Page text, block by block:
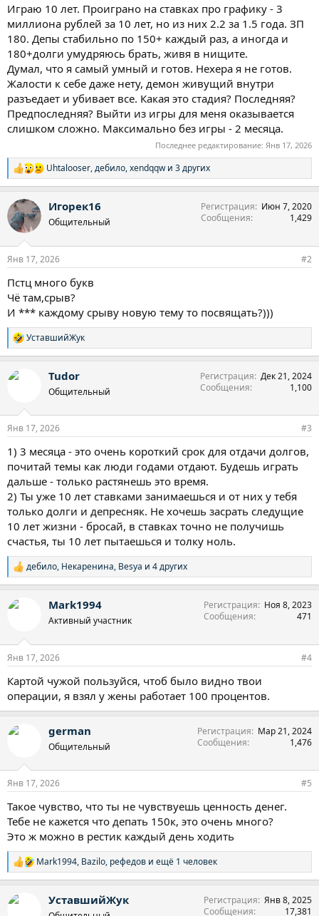
Играю 10 лет. Проиграно на ставках про графику - 3
миллиона рублей за 10 лет, но из них 2.2 за 1.5 года. ЗП
180. Депы стабильно по 150+ каждый раз, а иногда и
180+долги умудряюсь брать, живя в нищите.
Думал, что я самый умный и готов. Нехера я не готов.
Жалости к себе даже нету, демон живущий внутри
разъедает и убивает все. Какая это стадия? Последняя?
Предпоследняя? Выйти из игры для меня оказывается
слишком сложно. Максимально без игры - 2 месяца.
Последнее редактирование: Янв 17, 2026
Р
е
к
ц
и
Uhtalooser,дебило,xendqqwи 3 других
Игорек16
Общительный
Регистрация
Июн 7, 2020
Сообщения
1,429
Янв 17, 2026 #2
Пстц много букв
Чё там,срыв?
И *** каждому срыву новую тему то посвящать?)))
Р
е
к
УставшийЖук
Tudor
Общительный
Регистрация Дек 21, 2024
Сообщения
1,100
Янв 17, 2026 #3
1) 3 месяца - это очень короткий срок для отдачи долгов,
почитай темы как люди годами отдают. Будешь играть
дальше - только растянешь это время.
2) Ты уже 10 лет ставками занимаешься и от них у тебя
только долги и депресняк. Не хочешь засрать следущие
10 лет жизни - бросай, в ставках точно не получишь
счастья, ты 10 лет пытаешься и толку ноль.
Р
е
к
дебило, Некаренина, Besya и 4 других
Mark1994
Активный участник
Регистрация
Ноя 8, 2023
Сообщения
471
Янв 17, 2026 #4
Картой чужой пользуйся, чтоб было видно твои
операции, я взял у жены работает 100 процентов.
german
Общительный
Регистрация
Мар 21, 2024
Сообщения
1,476
Янв 17, 2026 #5
Такое чувство, что ты не чувствуешь ценность денег.
Тебе не кажется что депать 150к, это очень много?
Это ж можно в рестик каждый день ходить
Р
е
к
Mark1994, Bazilo, рефедов и ещё 1 человек
УставшийЖук Регистрация Янв 8, 2025
Сообщения
17,381